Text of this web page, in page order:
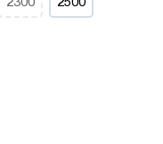
2300 2500